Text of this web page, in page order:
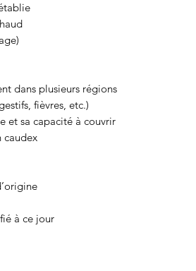
dans plusieurs régions
fièvres, etc.)
et sa capacité à couvrir
caudex
à ce jour